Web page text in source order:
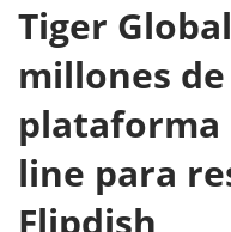
Tiger
millones
plataforma
line para
Flipdish